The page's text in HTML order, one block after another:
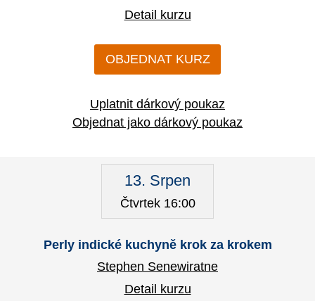
Detail kurzu
OBJEDNAT KURZ
Uplatnit dárkový poukaz
Objednat jako dárkový poukaz
13. Srpen
Čtvrtek 16:00
Perly indické kuchyně krok za krokem
Stephen Senewiratne
Detail kurzu